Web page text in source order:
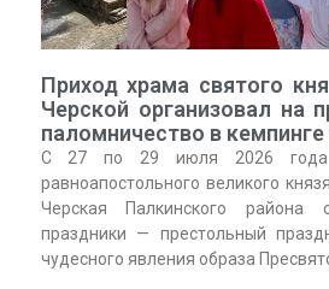
Приход храма святого
Черской организовал на
паломничество в кемпинге
С 27 по 29 июля 2026 года
равноапостольного великого
Черская Палкинского района
праздники — престольный
чудесного явления образа